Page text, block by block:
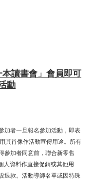
讀書會」會員即可
動
加者一旦報名參加活動，即表
其肖像作活動宣傳用途。所有
參加者同意前，聯合新零售
人資料作直接促銷或其他用
退款。活動導師名單或因特殊